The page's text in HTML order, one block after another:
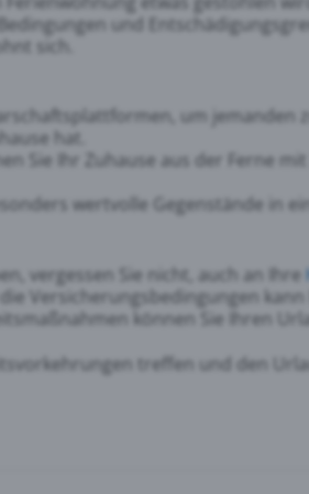
und
sich.
um jemanden
hat.
Sie Ihr Zuhause aus der Ferne
wertvolle Gegenstände in
vergessen Sie nicht, auch an Ihre
Versicherungsbedingungen kann
können Sie Ihren
treffen und den